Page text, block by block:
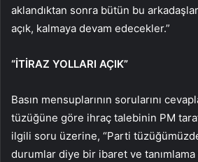
aklandıktan sonra bütün bu
açık, kalmaya devam edecekler.”
“İTİRAZ YOLLARI AÇIK”
Basın mensuplarının sorularını
tüzüğüne göre ihraç talebinin PM
ilgili soru üzerine, “Parti
durumlar diye bir ibaret ve